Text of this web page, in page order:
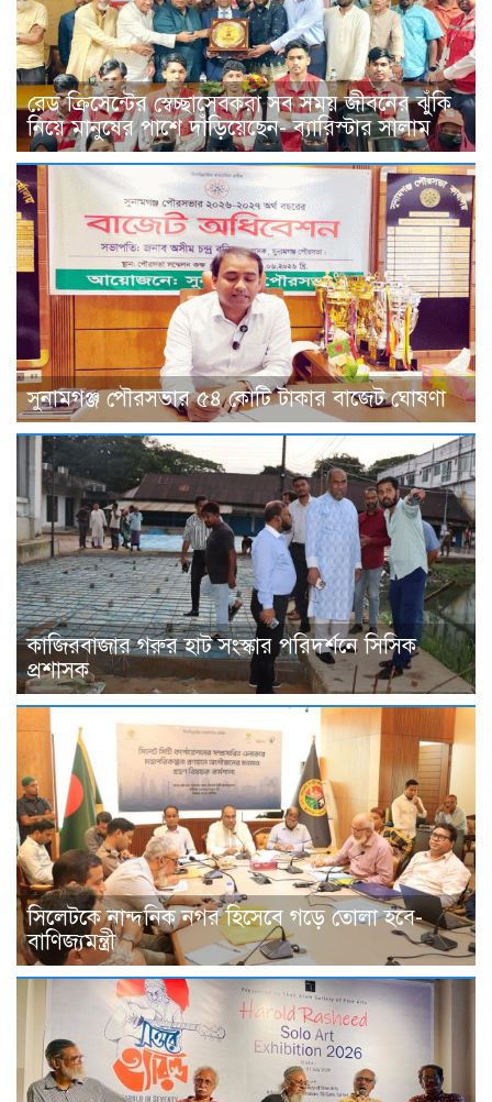
রেড ক্রিসেন্টের স্বেচ্ছাসেবকরা সব সময় জীবনের ঝুঁকি
নিয়ে মানুষের পাশে দাঁড়িয়েছেন- ব্যারিস্টার সালাম
সুনামগঞ্জ পৌরসভার ৫৪ কোটি টাকার বাজেট ঘোষণা
কাজিরবাজার গরুর হাট সংস্কার পরিদর্শনে সিসিক
প্রশাসক
সিলেটকে নান্দনিক নগর হিসেবে গড়ে তোলা হবে-
বাণিজ্যমন্ত্রী